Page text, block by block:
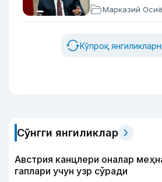
Марказий Осиё
Кўпроқ
Сўнгги янгиликлар
Австрия канцлери оналар
гаплари учун узр сўради